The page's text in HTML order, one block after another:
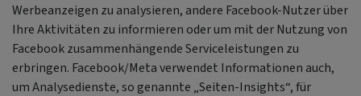
Werbeanzeigen zu analysieren, andere Facebook-Nutzer über
Ihre Aktivitäten zu informieren oder um mit der Nutzung von
Facebook zusammenhängende Serviceleistungen zu
erbringen. Facebook/Meta verwendet Informationen auch,
um Analysedienste, so genannte „Seiten-Insights“, für